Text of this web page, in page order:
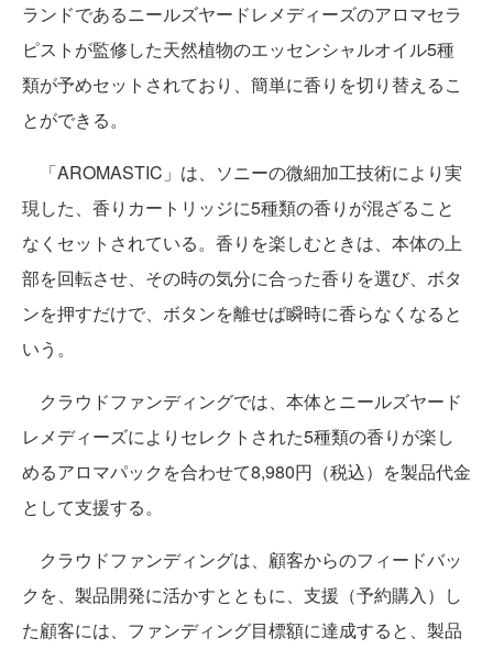
ランドであるニールズヤードレメディーズのアロマセラ
ピストが監修した天然植物のエッセンシャルオイル5種
類が予めセットされており、簡単に香りを切り替えるこ
とができる。
「AROMASTIC」は、ソニーの微細加工技術により実
現した、香りカートリッジに5種類の香りが混ざること
なくセットされている。香りを楽しむときは、本体の上
部を回転させ、その時の気分に合った香りを選び、ボタ
ンを押すだけで、ボタンを離せば瞬時に香らなくなると
いう。
クラウドファンディングでは、本体とニールズヤード
レメディーズによりセレクトされた5種類の香りが楽し
めるアロマパックを合わせて8,980円（税込）を製品代金
として支援する。
クラウドファンディングは、顧客からのフィードバッ
クを、製品開発に活かすとともに、支援（予約購入）し
た顧客には、ファンディング目標額に達成すると、製品